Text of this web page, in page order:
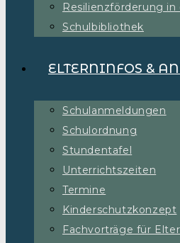
Resilienzförderung in
Schulbibliothek
ELTERNINFOS &
Schulanmeldungen
Schulordnung
Stundentafel
Unterrichtszeiten
Termine
Kinderschutzkonzept
Fachvorträge für